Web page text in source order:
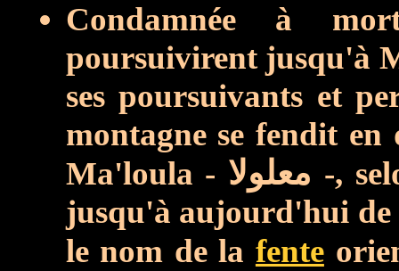
Condamnée à
poursuivirent jusqu'à
ses poursuivants et
montagne se fendit
Ma'loula -
-,
jusqu'à aujourd'hui de
le nom de la fente